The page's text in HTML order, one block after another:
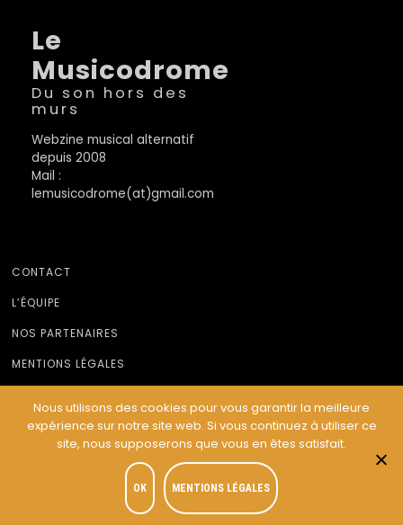
Le
Musicodrome
Du son hors des
murs
Webzine musical alternatif
depuis 2008
Mail :
lemusicodrome(at)gmail.com
CONTACT
L’ÉQUIPE
NOS PARTENAIRES
MENTIONS LÉGALES
© Le Musicodrome 2022 - Webdesign :Cereal Concept
Nous utilisons des cookies pour vous garantir la meilleure
expérience sur notre site web. Si vous continuez à utiliser ce
site, nous supposerons que vous en êtes satisfait.
OK MENTIONS LÉGALES